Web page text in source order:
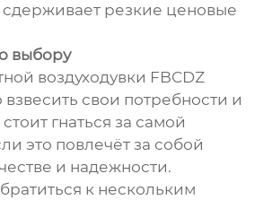
резкие ценовые
выбору
воздуходувки FBCDZ
свои потребности и
гнаться за самой
это повлечёт за собой
и надежности.
к нескольким